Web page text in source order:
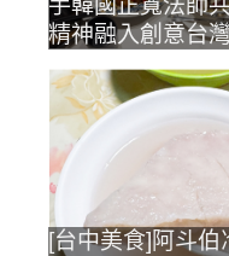
精神融入創意台
[台中美食]阿斗